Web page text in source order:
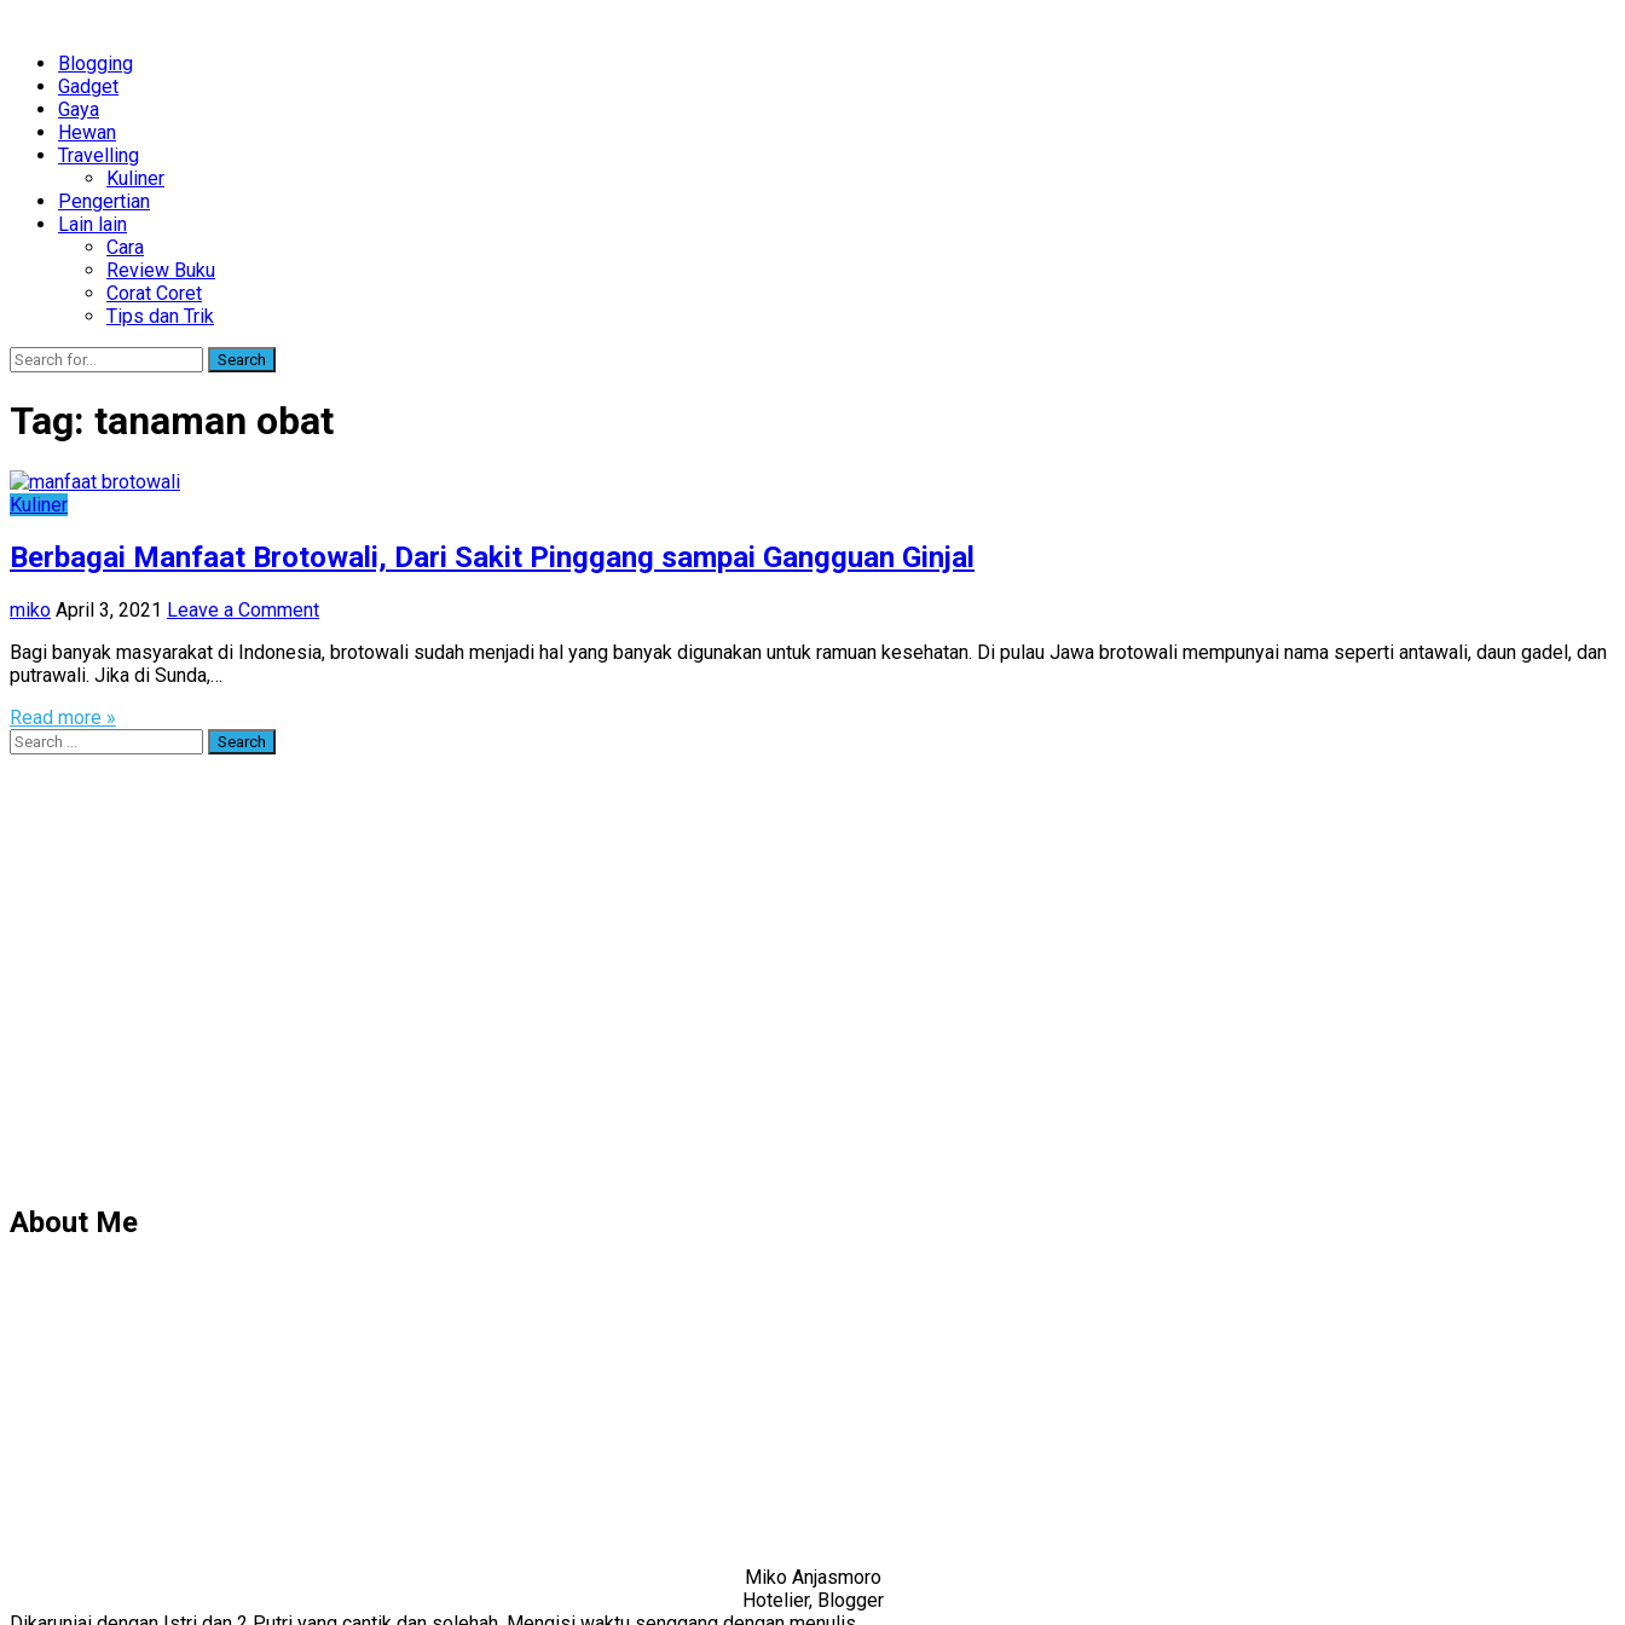
Blogging
Gadget
Gaya
Hewan
Travelling
Kuliner
Pengertian
Lain lain
Cara
Review Buku
Corat Coret
Tips dan Trik
Search
Tag: tanaman obat
Kuliner
Berbagai Manfaat Brotowali, Dari Sakit Pinggang sampai Gangguan Ginjal
miko April 3, 2021 Leave a Comment
Bagi banyak masyarakat di Indonesia, brotowali sudah menjadi hal yang banyak digunakan untuk ramuan kesehatan. Di pulau Jawa brotowali mempunyai nama seperti antawali, daun gadel, dan
putrawali. Jika di Sunda,…
Read more »
Search
for:
About Me
Miko Anjasmoro
Hotelier, Blogger